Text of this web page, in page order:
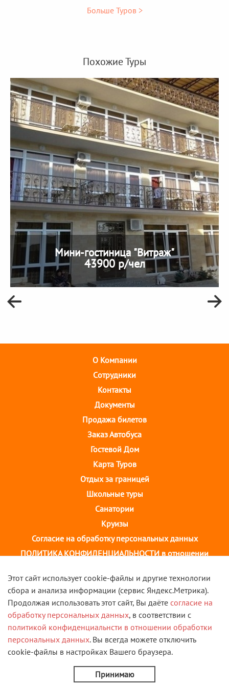
Больше Туров >
Похожие Туры
Мини-гостиница "Витраж"
43900 р/чел
О Компании
Cотрудники
Контакты
Документы
Продажа билетов
Заказ Автобуса
Гостевой Дом
Карта Туров
Отдых за границей
Школьные туры
Санатории
Круизы
Согласие на обработку персональных данных
ПОЛИТИКА КОНФИДЕНЦИАЛЬНОСТИ в отношении
г. Иваново, ул. 10 августа, д.43 ТОЦ "Августин"
2 этаж, тел. +7(4932) 58-14-58
VK
© 2013 - 2026 Туристическая компания "Скорость". Все
права защищены.
Этот сайт использует cookie-файлы и другие технологии
сбора и анализа информации (сервис Яндекс.Метрика).
Продолжая использовать этот сайт, Вы даёте согласие на
обработку персональных данных, в соответствии с
политикой конфиденциальнсти в отношении обработки
персональных данных. Вы всегда можете отключить
cookie-файлы в настройках Вашего браузера.
Принимаю